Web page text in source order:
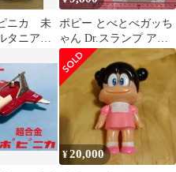
ニカ 未
タニア
ー 超合
ポピー とべとべガッち
ゃん Dr.スランプ アラ
レちゃん
¥20,000